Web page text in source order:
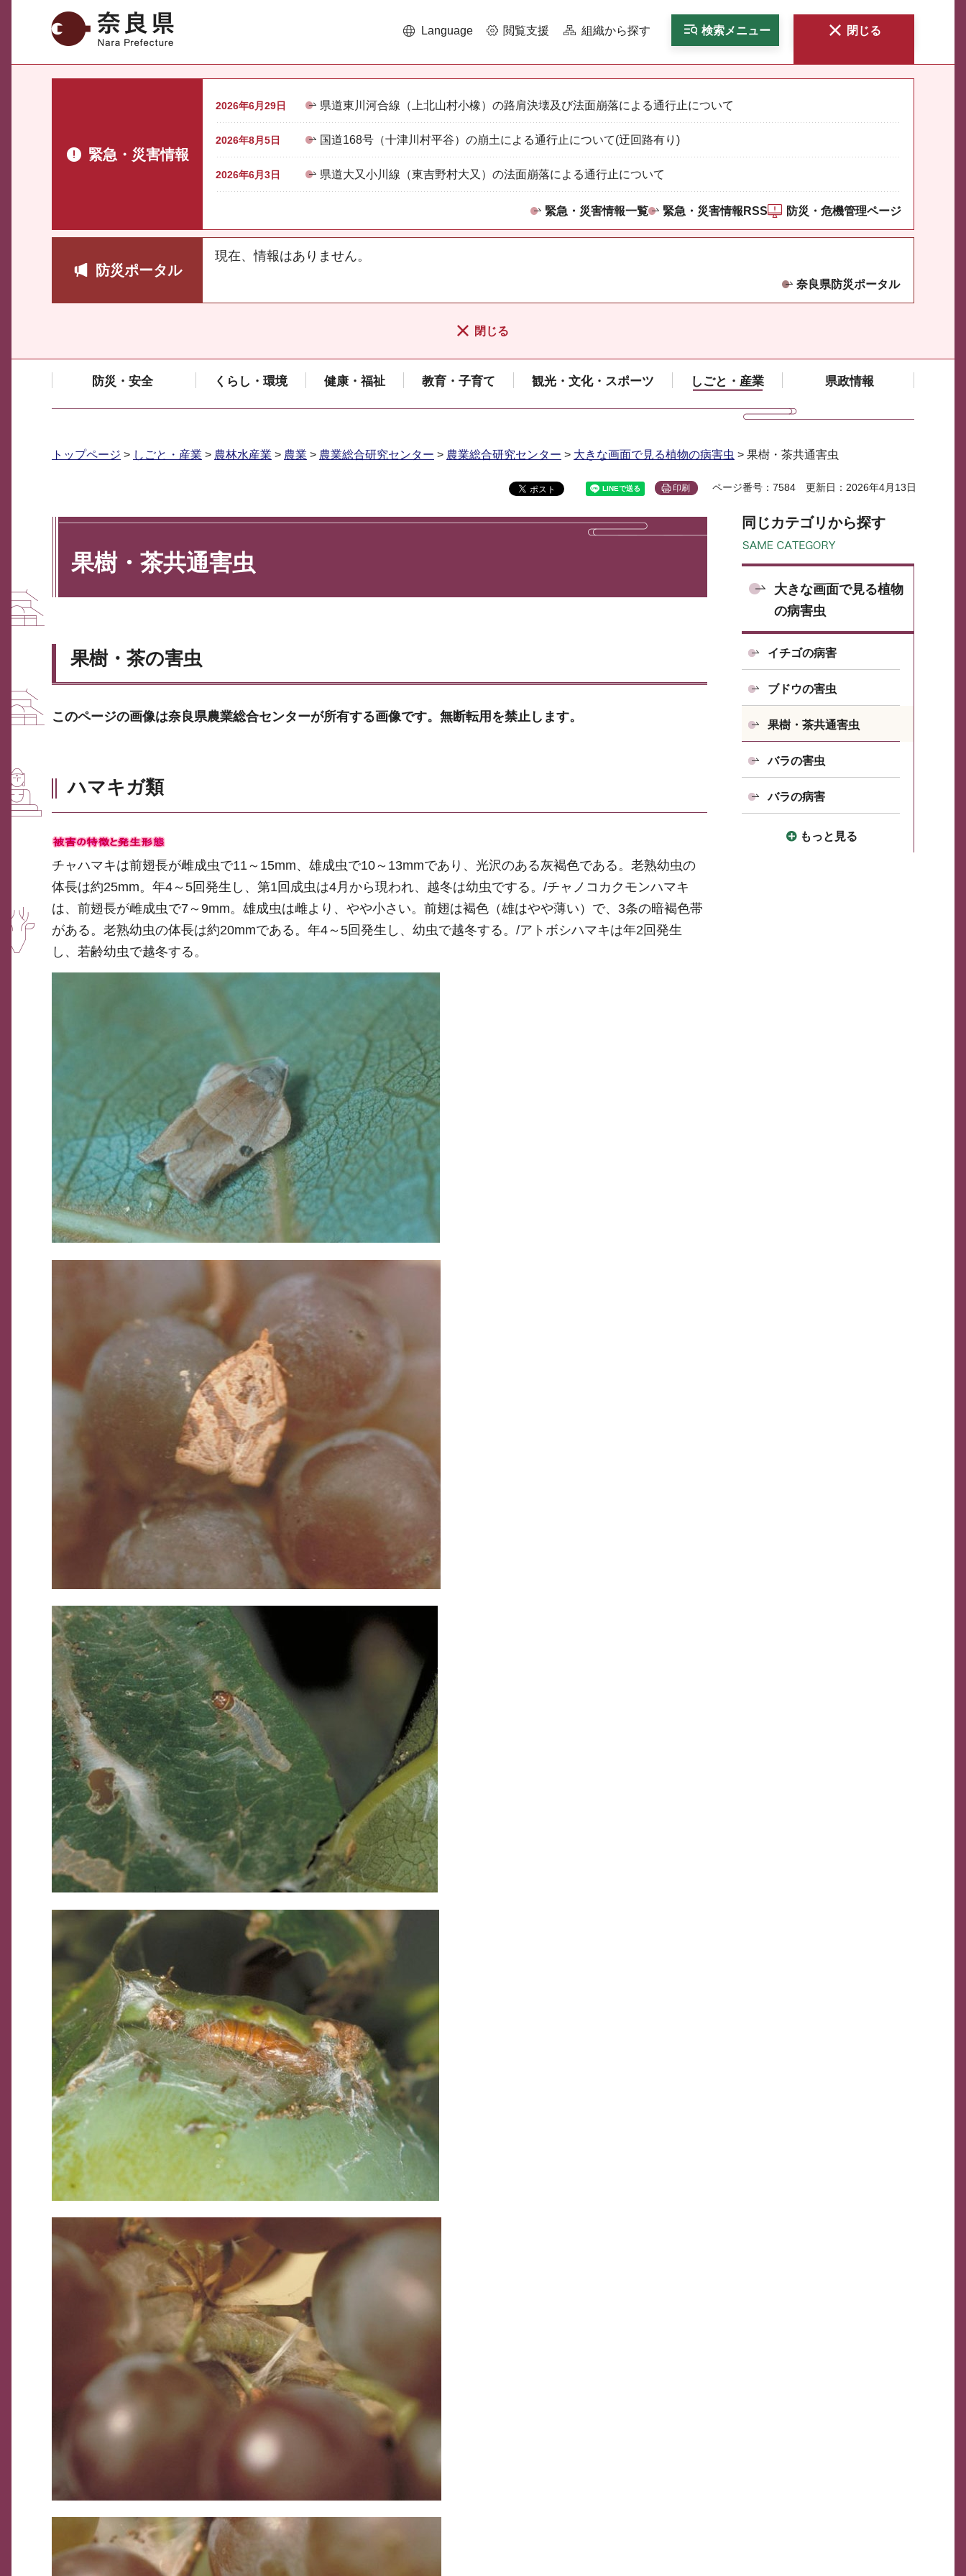
奈良県 Language 閲覧支援 組織から探す 検索メニュー 閉じる
緊急・災害情報
2026年6月29日 県道東川河合線（上北山村小橡）の路肩決壊及び法面崩落による通行止について
2026年8月5日 国道168号（十津川村平谷）の崩土による通行止について(迂回路有り)
2026年6月3日 県道大又小川線（東吉野村大又）の法面崩落による通行止について
緊急・災害情報一覧 緊急・災害情報RSS 防災・危機管理ページ
防災ポータル
現在、情報はありません。
奈良県防災ポータル
閉じる
防災・安全 くらし・環境 健康・福祉 教育・子育て 観光・文化・スポーツ しごと・産業 県政情報
トップページ > しごと・産業 > 農林水産業 > 農業 > 農業総合研究センター > 農業総合研究センター > 大きな画面で見る植物の病害虫 > 果樹・茶共通害虫
印刷 ページ番号：7584 更新日：2026年4月13日
果樹・茶共通害虫
果樹・茶の害虫
このページの画像は奈良県農業総合センターが所有する画像です。無断転用を禁止します。
ハマキガ類
チャハマキは前翅長が雌成虫で11～15mm、雄成虫で10～13mmであり、光沢のある灰褐色である。老熟幼虫の
体長は約25mm。年4～5回発生し、第1回成虫は4月から現われ、越冬は幼虫でする。/チャノコカクモンハマキ
は、前翅長が雌成虫で7～9mm。雄成虫は雌より、やや小さい。前翅は褐色（雄はやや薄い）で、3条の暗褐色帯
がある。老熟幼虫の体長は約20mmである。年4～5回発生し、幼虫で越冬する。/アトボシハマキは年2回発生
し、若齢幼虫で越冬する。
同じカテゴリから探す
大きな画面で見る植物
の病害虫
イチゴの病害
ブドウの害虫
果樹・茶共通害虫
バラの害虫
バラの病害
もっと見る